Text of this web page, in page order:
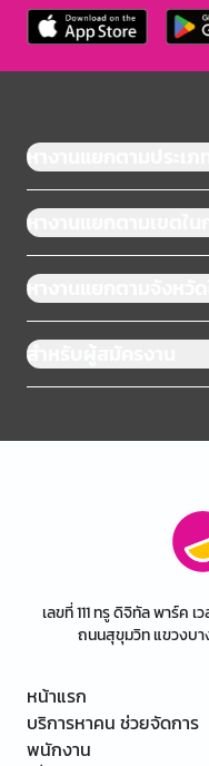
หางานแยกตามประเภท
หางานแยกตามเขตใน
หางานแยกตามจังหวัด
สำหรับผู้สมัครงาน
เลขที่ 111 ทรู ดิจิทัล พาร์ค
ถนนสุขุมวิท แขวงบา
หน้าแรก
บริการหาคน ช่วยจัดการ
พนักงาน